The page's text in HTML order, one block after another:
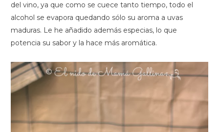
del vino, ya que como se cuece tanto tiempo, todo el
alcohol se evapora quedando sólo su aroma a uvas
maduras. Le he añadido además especias, lo que
potencia su sabor y la hace más aromática.